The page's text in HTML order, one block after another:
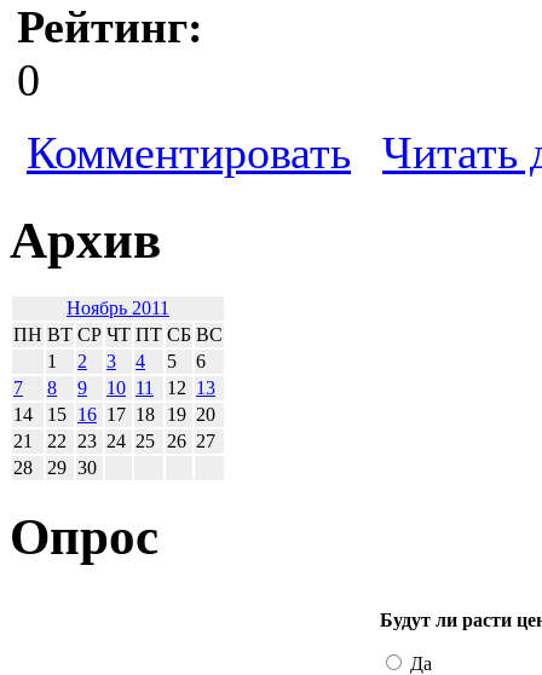
Рейтинг:
0
Комментировать
Читать
Архив
Ноябрь 2011
ПН ВТ СР ЧТ ПТ СБ ВС
1
2 3 4 5
6
7
8 9 10 11 12 13
14
15 16 17 18 19 20
21
22 23 24 25 26 27
28
29 30
Опрос
Будут ли расти
Да